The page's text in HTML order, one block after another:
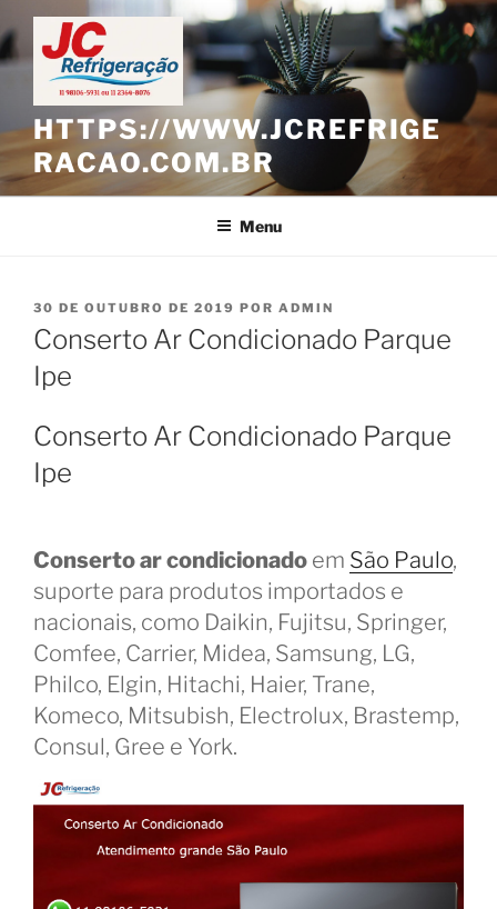
Pular
para
o
conteúdo
HTTPS://WWW.JCREFRIGE
RACAO.COM.BR
Menu
PUBLICADO
EM
30 DE OUTUBRO DE 2019 POR ADMIN
Conserto Ar Condicionado Parque
Ipe
Conserto Ar Condicionado Parque
Ipe
Conserto ar condicionado em São Paulo,
suporte para produtos importados e
nacionais, como Daikin, Fujitsu, Springer,
Comfee, Carrier, Midea, Samsung, LG,
Philco, Elgin, Hitachi, Haier, Trane,
Komeco, Mitsubish, Electrolux, Brastemp,
Consul, Gree e York.